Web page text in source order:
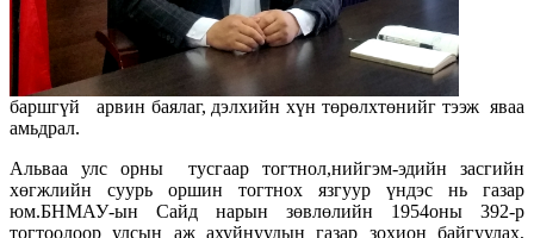
баршгүй арвин баялаг, дэлхийн хүн төрөлхтөнийг тээж яваа
амьдрал.
Альваа улс орны тусгаар тогтнол,нийгэм-эдийн засгийн
хөгжлийн суурь оршин тогтнох язгуур үндэс нь газар
юм.БНМАУ-ын Сайд нарын зөвлөлийн 1954оны 392-р
тогтоолоор улсын аж ахуйнуудын газар зохион байгуулах,